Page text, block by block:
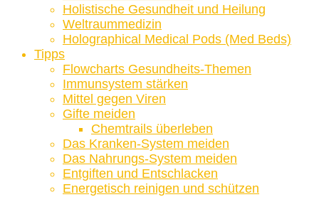
Holistische Gesundheit und Heilung
Weltraummedizin
Holographical Medical Pods (Med Beds)
Tipps
Flowcharts Gesundheits-Themen
Immunsystem stärken
Mittel gegen Viren
Gifte meiden
Chemtrails überleben
Das Kranken-System meiden
Das Nahrungs-System meiden
Entgiften und Entschlacken
Energetisch reinigen und schützen